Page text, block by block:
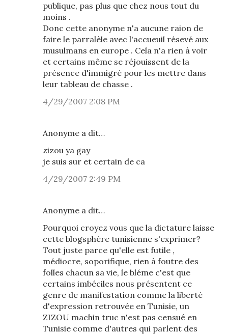
publique, pas plus que chez nous tout du
moins .
Donc cette anonyme n'a aucune raion de
faire le parralèle avec l'accueuil résevé aux
musulmans en europe . Cela n'a rien à voir
et certains même se réjouissent de la
présence d'immigré pour les mettre dans
leur tableau de chasse .
4/29/2007 2:08 PM
Anonyme a dit…
zizou ya gay
je suis sur et certain de ca
4/29/2007 2:49 PM
Anonyme a dit…
Pourquoi croyez vous que la dictature laisse
cette blogsphére tunisienne s'exprimer?
Tout juste parce qu'elle est futile ,
médiocre, soporifique, rien à foutre des
folles chacun sa vie, le bléme c'est que
certains imbéciles nous présentent ce
genre de manifestation comme la liberté
d'expression retrouvée en Tunisie, un
ZIZOU machin truc n'est pas censué en
Tunisie comme d'autres qui parlent des